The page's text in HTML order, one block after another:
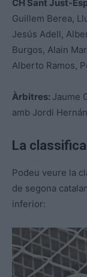
CH Sant Just-
Guillem Berea,
Jesús Adell,
Burgos, Alain
Alberto Ramos,
Àrbitres: Jaume
amb Jordi
La
Podeu veure la
de segona
inferior: